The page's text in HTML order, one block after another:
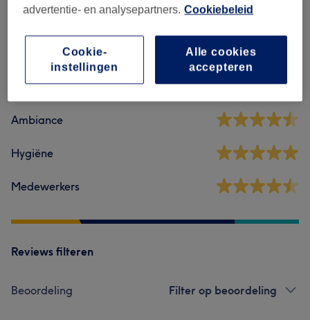
Reviews
4,7 465 reviews
Ambiance
Hygiëne
Medewerkers
Reviews filteren
Beoordeling Filter op beoordeling
advertentie- en analysepartners. Cookiebeleid
Alle cookies
accepteren
Cookie-
instellingen